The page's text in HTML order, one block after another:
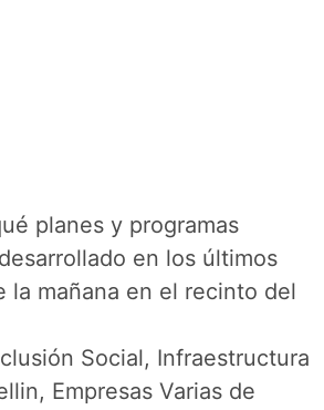
planes y programas
en los últimos
la mañana en el recinto del
Social, Infraestructura
Empresas Varias de